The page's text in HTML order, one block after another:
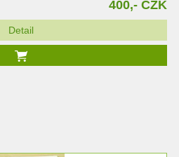
400,- CZK
Detail